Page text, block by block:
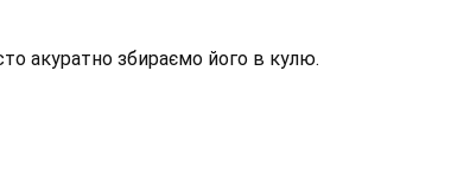
акуратно збираємо його в кулю.